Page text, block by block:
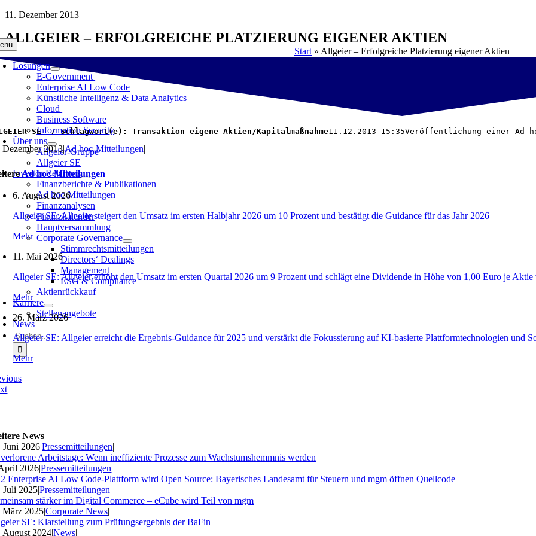
Zum
springen
Lösungen
E-Government
Enterprise AI Low Code
Künstliche Intelligenz & Data Analytics
Cloud
Business Software
Information Security
Über uns
Allgeier-Gruppe
Allgeier SE
Investor Relations
Finanzberichte & Publikationen
Ad hoc-Mitteilungen
Finanzanalysen
Finanzkalender
Hauptversammlung
Corporate Governance
Stimmrechtsmitteilungen
Directors‘ Dealings
Management
ESG & Compliance
Aktienrückkauf
Karriere
Stellenangebote
News
Suche
nach:
11. Dezember 2013
ALLGEIER – ERFOLGREICHE PLATZIERUNG EIGENER AKTIEN
Start » Allgeier – Erfolgreiche Platzierung eigener Aktien
SE  / Schlagwort(e): Transaktion eigene Aktien/Kapitalmaßnahme11.12.2013 15:35Veröffentlichung einer
Dezember 2013|Ad hoc-Mitteilungen|
Ad hoc-Mitteilungen
6. August 2026
Allgeier SE: Allgeier steigert den Umsatz im ersten Halbjahr 2026 um 10 Prozent und bestätigt die Guidance für das Jahr 2026
Mehr
11. Mai 2026
Allgeier SE: Allgeier erhöht den Umsatz im ersten Quartal 2026 um 9 Prozent und schlägt eine Dividende in Höhe von 1,00 Euro je Aktie
Mehr
26. März 2026
Allgeier SE: Allgeier erreicht die Ergebnis-Guidance für 2025 und verstärkt die Fokussierung auf KI‑basierte Plattformtechnologien und
Mehr
News
Juni 2026|Pressemitteilungen|
Arbeitstage: Wenn ineffiziente Prozesse zum Wachstumshemmnis werden
2026|Pressemitteilungen|
Enterprise AI Low Code-Plattform wird Open Source: Bayerisches Landesamt für Steuern und mgm öffnen Quellcode
Juli 2025|Pressemitteilungen|
stärker im Digital Commerce – eCube wird Teil von mgm
März 2025|Corporate News|
SE: Klarstellung zum Prüfungsergebnis der BaFin
August 2024|News|